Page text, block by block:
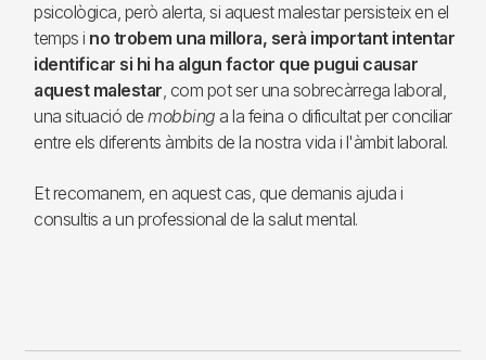
psicològica, però alerta, si aquest malestar persisteix en el
temps i no trobem una millora, serà important intentar
identificar si hi ha algun factor que pugui causar
aquest malestar, com pot ser una sobrecàrrega laboral,
una situació de mobbing a la feina o dificultat per conciliar
entre els diferents àmbits de la nostra vida i l'àmbit laboral.
Et recomanem, en aquest cas, que demanis ajuda i
consultis a un professional de la salut mental.